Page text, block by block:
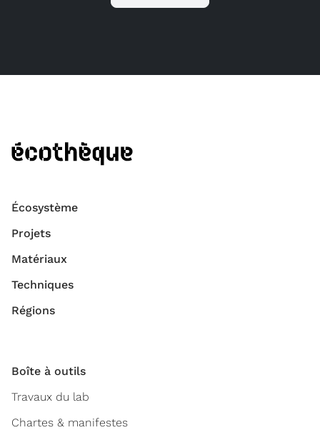
Écosystème
Projets
Matériaux
Techniques
Régions
Boîte à outils
Travaux du lab
Chartes & manifestes